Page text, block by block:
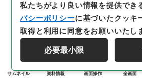
サムネイル 資料情報 画面操作 全画面
私たちがより良い情報を提供でき
バシーポリシーに基づいたクッ
取得と利用に同意をお願いいたし
必要最小限